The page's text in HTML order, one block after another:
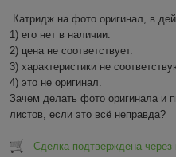
Катридж на фото оригинал, в
1) его нет в наличии.
2) цена не соответствует.
3) характеристики не
4) это не оригинал.
Зачем делать фото оригинала и
листов, если это всё неправда?
Сделка подтверждена через